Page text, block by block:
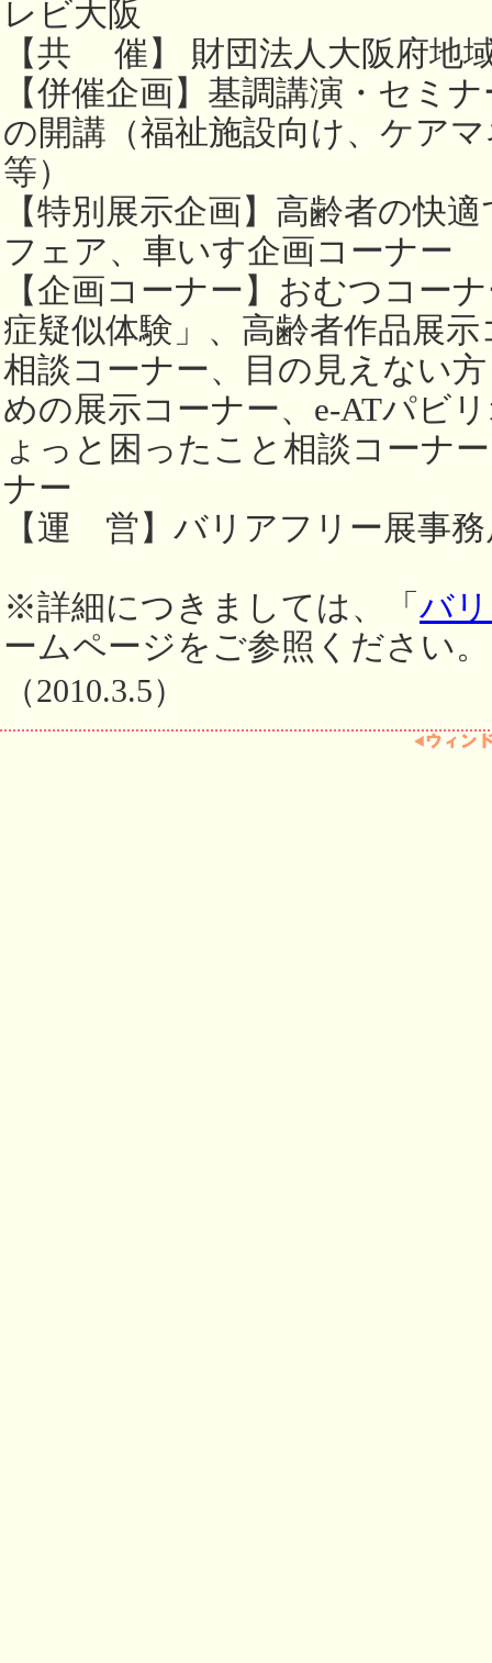
レビ大阪
【共 催】 財団法人大阪府地
【併催企画】基調講演・セミ
の開講（福祉施設向け、ケア
等）
【特別展示企画】高齢者の快
フェア、車いす企画コーナー
【企画コーナー】おむつコー
症疑似体験」、高齢者作品展
相談コーナー、目の見えない
めの展示コーナー、e-ATパビ
ょっと困ったこと相談コーナ
ナー
【運 営】バリアフリー展事
※詳細につきましては、「 バ
ームページをご参照ください。
（2010.3.5）